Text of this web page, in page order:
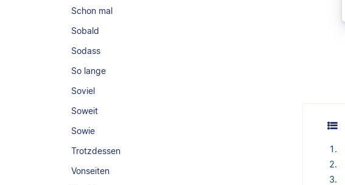
Schon mal
Sobald
Sodass
So lange
Soviel
Soweit
Sowie
Trotzdessen
Vonseiten